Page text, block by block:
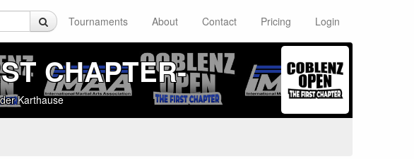
Tournaments About Contact Pricing Login
CHAPTER‑
Karthause